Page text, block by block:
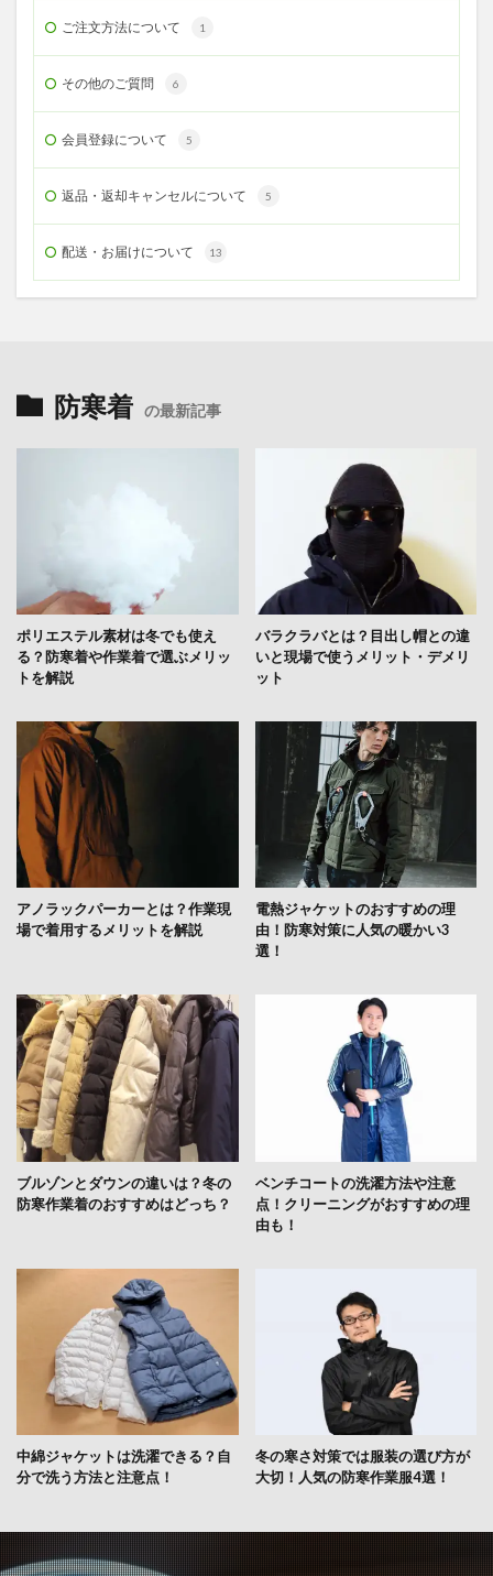
ご注文方法について 1
その他のご質問 6
会員登録について 5
返品・返却キャンセルについて 5
配送・お届けについて 13
防寒着 の最新記事
ポリエステル素材は冬でも使え
る？防寒着や作業着で選ぶメリッ
トを解説
バラクラバとは？目出し帽との違
いと現場で使うメリット・デメリ
ット
アノラックパーカーとは？作業現
場で着用するメリットを解説
電熱ジャケットのおすすめの理
由！防寒対策に人気の暖かい3
選！
ブルゾンとダウンの違いは？冬の
防寒作業着のおすすめはどっち？
ベンチコートの洗濯方法や注意
点！クリーニングがおすすめの理
由も！
中綿ジャケットは洗濯できる？自
分で洗う方法と注意点！
冬の寒さ対策では服装の選び方が
大切！人気の防寒作業服4選！